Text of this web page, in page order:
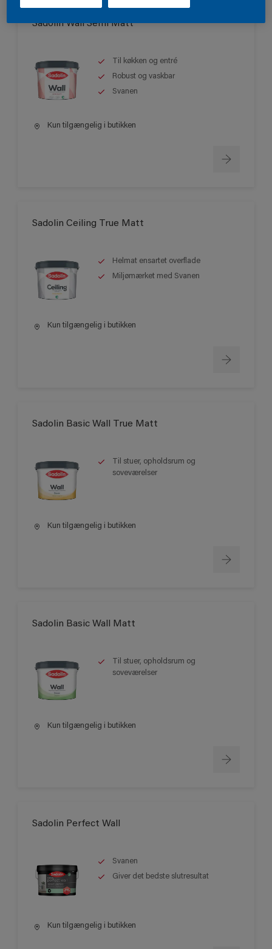
Sadolin Wall Semi Matt
Til køkken og entré
Robust og vaskbar
Svanen
Kun tilgængelig i butikken
Sadolin Ceiling True Matt
Helmat ensartet overflade
Miljømærket med Svanen
Kun tilgængelig i butikken
Sadolin Basic Wall True Matt
Til stuer, opholdsrum og
soveværelser
Kun tilgængelig i butikken
Sadolin Basic Wall Matt
Til stuer, opholdsrum og
soveværelser
Kun tilgængelig i butikken
Sadolin Perfect Wall
Svanen
Giver det bedste slutresultat
Kun tilgængelig i butikken